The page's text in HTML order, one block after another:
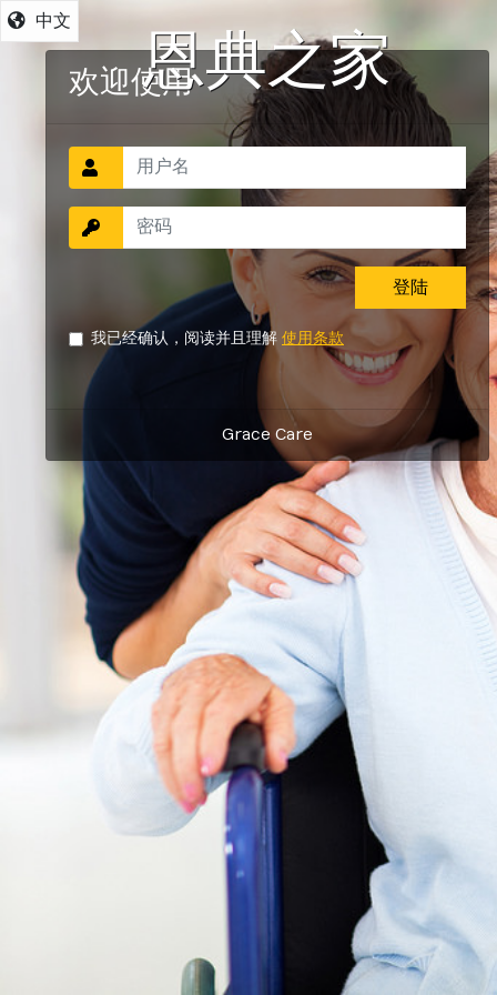
欢迎使用
我已经确认，阅读并且理解 使用条款
Grace Care
恩典之家
中文